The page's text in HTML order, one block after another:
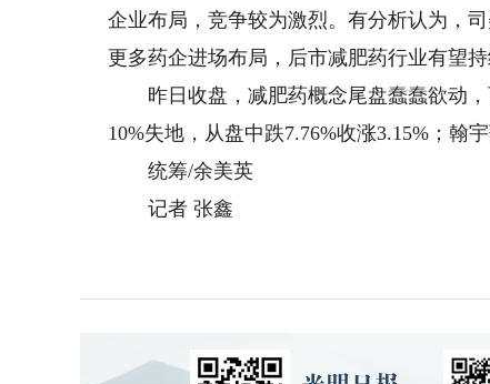
企业布局，竞争较为激烈。有分析认为，
更多药企进场布局，后市减肥药行业有望持
昨日收盘，减肥药概念尾盘蠢蠢欲动，
10%失地，从盘中跌7.76%收涨3.15%；翰
统筹/余美英
记者 张鑫